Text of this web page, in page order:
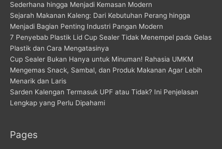
Sederhana hingga Menjadi Kemasan Modern
Sejarah Makanan Kaleng: Dari Kebutuhan Perang hingga
Menjadi Bagian Penting Industri Pangan Modern
7 Penyebab Plastik Lid Cup Sealer Tidak Menempel pada Gelas
Plastik dan Cara Mengatasinya
Cup Sealer Bukan Hanya untuk Minuman! Rahasia UMKM
Mengemas Snack, Sambal, dan Produk Makanan Agar Lebih
Menarik dan Laris
Sarden Kalengan Termasuk UPF atau Tidak? Ini Penjelasan
Lengkap yang Perlu Dipahami
Pages